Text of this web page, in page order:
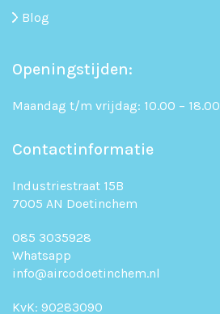
Blog
Openingstijden:
Maandag t/m vrijdag: 10.00 – 18.00
Contactinformatie
Industriestraat 15B
7005 AN Doetinchem
085 3035928
Whatsapp
info@aircodoetinchem.nl
KvK: 90283090